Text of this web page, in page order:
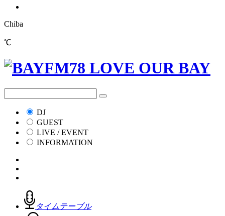
Chiba
℃
DJ
GUEST
LIVE / EVENT
INFORMATION
タイムテーブル